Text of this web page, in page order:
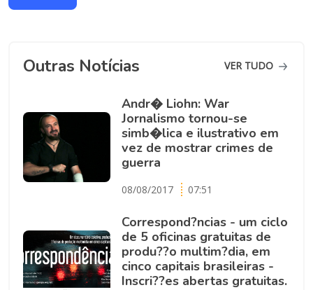
Outras Notícias VER TUDO
Andr� Liohn: War
Jornalismo tornou-se
simb�lica e ilustrativo em
vez de mostrar crimes de
guerra
08/08/2017 07:51
Correspond?ncias - um ciclo
de 5 oficinas gratuitas de
produ??o multim?dia, em
cinco capitais brasileiras -
Inscri??es abertas gratuitas.